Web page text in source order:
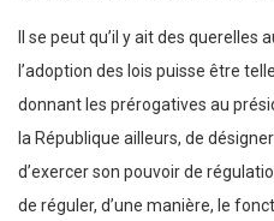
Il se peut qu’il y ait des
l’adoption des lois puisse être
donnant les prérogatives au
la République ailleurs, de
d’exercer son pouvoir de
de réguler, d’une manière, le